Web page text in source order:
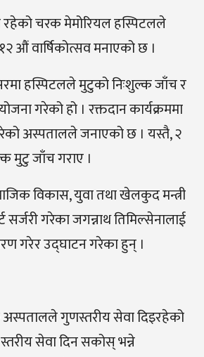
रहेको चरक मेमोरियल हस्पिटलले
औं वार्षिकोत्सव मनाएको छ ।
हस्पिटलले मुटुको निःशुल्क जाँच र
गरेको हो । रक्तदान कार्यक्रममा
अस्पतालले जनाएको छ । यस्तै, २
मुटु जाँच गराए ।
विकास, युवा तथा खेलकुद मन्त्री
सर्जरी गरेका जगन्नाथ तिमिल्सेनालाई
गरेर उद्घाटन गरेका हुन् ।
गुणस्तरीय सेवा दिइरहेको
सेवा दिन सकोस् भन्ने